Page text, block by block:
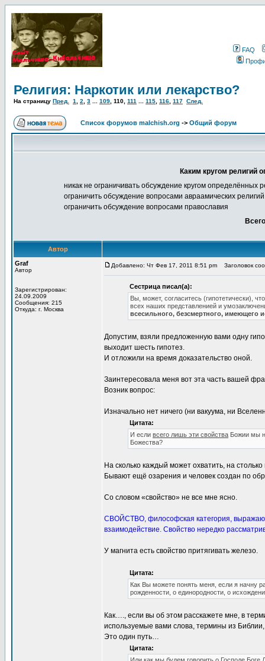
FAQ
Религия: Наркотик или лекарство?
На страницу Пред. 1 2 3 109 110 111 115 116 117 След.
Список форумов malchish.org -> Общий форум
Каким кругом религий
никак не ограничивать обсуждение кругом определённых
ограничить обсуждение вопросами авраамических
ограничить обсуждение вопросами православия
Автор
Graf
Автор
Зарегистрирован:
24.09.2009
Сообщения: 215
Откуда: г. Москва
Добавлено: Чт Фев 17, 2011 8:51 pm Заголовок
Сестрица писал(а):
Вы, может, согласитесь (гипотетически),
всех наших представленией и
всесильного, безсмертного, имеющего
Допустим, взяли предложенную вами одну
выходит шесть гипотез.
И отложили на время доказательство оной.
Заинтересовала меня вот эта часть вашей
Возник вопрос:
Изначально нет ничего (ни вакуума, ни
Цитата:
И если всего лишь эти свойства Божии мы
Божества?
На сколько каждый может охватить, на
Бывают ещё озарения и человек создан по
Со словом «свойство» не все мне ясно.
СВОЙСТВО, философская категория,
взаимодействие. Свойство нередко
У магнита есть свойство притягивать железо.
Цитата:
Как Вы можете понять меня, если я начну
рожденности, о единородности, о
Как…., если вы об этом расскажете мне, в
используемые вами слова, термины из
Это один путь…
Цитата: